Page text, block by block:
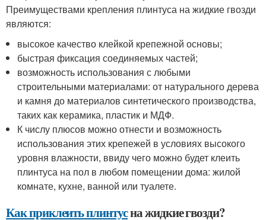
Преимуществами крепления плинтуса на жидкие гвозди
являются:
высокое качество клейкой крепежной основы;
быстрая фиксация соединяемых частей;
возможность использования с любыми
строительными материалами: от натурального дерева
и камня до материалов синтетического производства,
таких как керамика, пластик и МДФ.
К числу плюсов можно отнести и возможность
использования этих крепежей в условиях высокого
уровня влажности, ввиду чего можно будет клеить
плинтуса на пол в любом помещении дома: жилой
комнате, кухне, ванной или туалете.
Как приклеить плинтусна жидкие гвозди?